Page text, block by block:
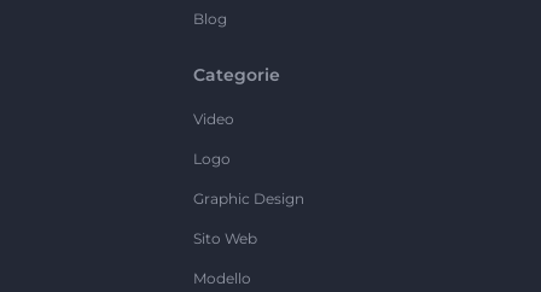
Blog
Categorie
Video
Logo
Graphic Design
Sito Web
Modello